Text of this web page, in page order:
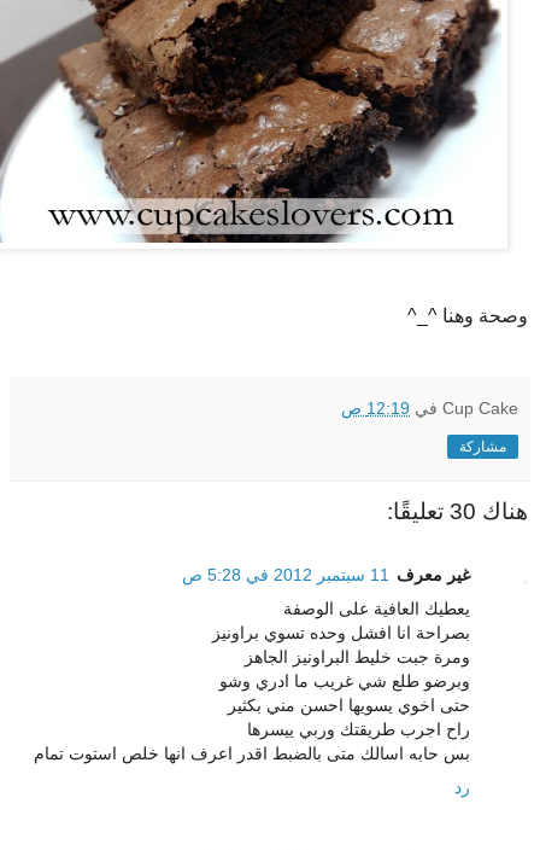
وصحة وهنا ^_^
Cup Cake في 12:19 ص
مشاركة
هناك 30 تعليقًا:
غير معرف
11 سبتمبر 2012 في 5:28 ص
يعطيك العافية على الوصفة
بصراحة انا افشل وحده تسوي براونيز
ومرة جبت خليط البراونيز الجاهز
وبرضو طلع شي غريب ما ادري وشو
حتى اخوي يسويها احسن مني بكثير
راح اجرب طريقتك وربي ييسرها
بس حابه اسالك متى بالضبط اقدر اعرف انها خلص استوت تمام
رد